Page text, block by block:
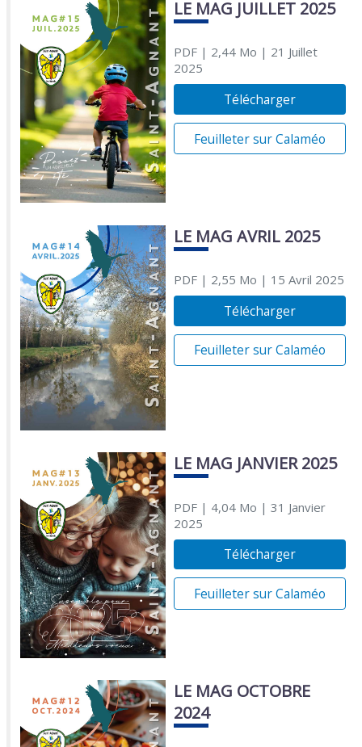
LE MAG JUILLET 2025
PDF| 2,44 Mo | 21 Juillet
2025
Télécharger
Feuilleter sur Calaméo
LE MAG AVRIL 2025
PDF| 2,55 Mo | 15 Avril 2025
Télécharger
Feuilleter sur Calaméo
LE MAG JANVIER 2025
PDF| 4,04 Mo | 31 Janvier
2025
Télécharger
Feuilleter sur Calaméo
LE MAG OCTOBRE
2024